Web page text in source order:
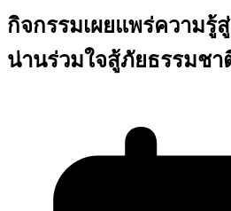
กิจกรรมเผยแพร่ความรู้
น่านร่วมใจสู้ภัยธรรมชา